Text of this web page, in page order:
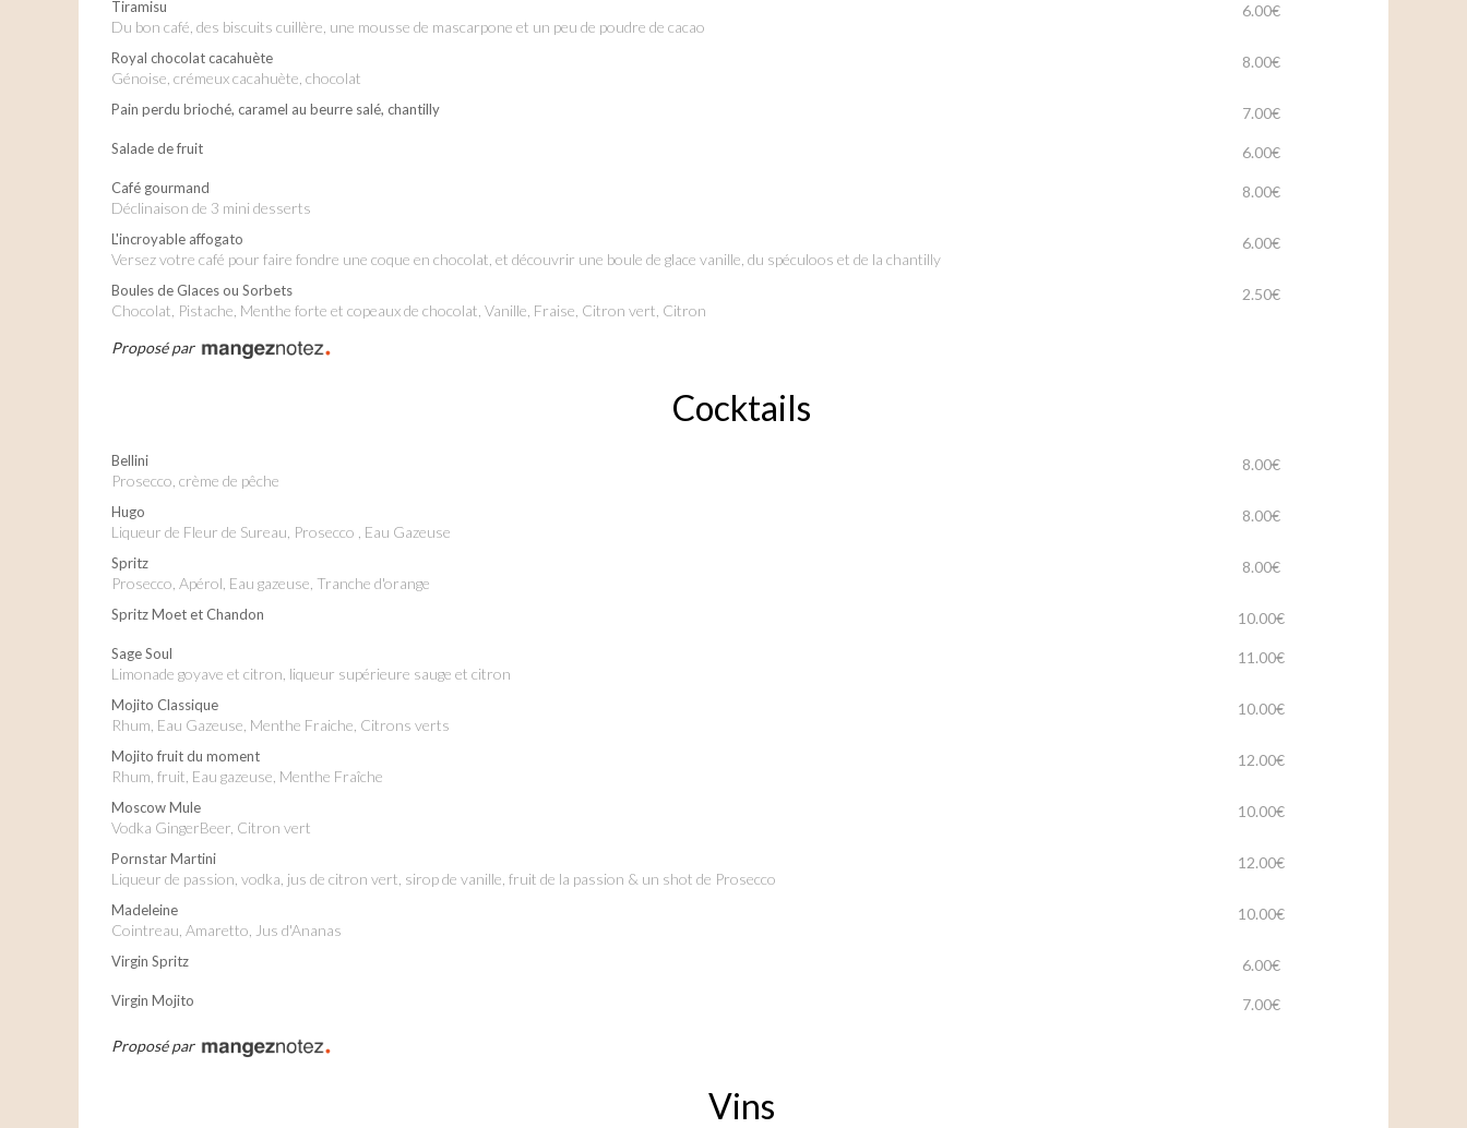
Tiramisu
du bon café, des biscuits cuillère, une mousse de mascarpone et un peu de poudre de cacao
6.00€
Royal chocolat cacahuète
Génoise, crémeux cacahuète, chocolat
8.00€
Pain perdu brioché, caramel au beurre salé, chantilly 7.00€
Salade de fruit 6.00€
Café gourmand
déclinaison de 3 mini desserts
8.00€
L'incroyable affogato
versez votre café pour faire fondre une coque en chocolat, et découvrir une boule de glace vanille, du spéculoos et de la chantilly
6.00€
Boules de Glaces ou Sorbets
Chocolat, Pistache, Menthe forte et copeaux de chocolat, Vanille, Fraise, Citron vert, Citron
2.50€
Proposé par
Cocktails
Bellini
Prosecco, crème de pêche
8.00€
Hugo
Liqueur de Fleur de Sureau, Prosecco , Eau Gazeuse
8.00€
Spritz
Prosecco, Apérol, Eau gazeuse, Tranche d'orange
8.00€
Spritz Moet et Chandon 10.00€
Sage Soul
Limonade goyave et citron, liqueur supérieure sauge et citron
11.00€
Mojito Classique
Rhum, Eau Gazeuse, Menthe Fraiche, Citrons verts
10.00€
Mojito fruit du moment
Rhum, fruit, Eau gazeuse, Menthe Fraîche
12.00€
Moscow Mule
Vodka GingerBeer, Citron vert
10.00€
Pornstar Martini
liqueur de passion, vodka, jus de citron vert, sirop de vanille, fruit de la passion & un shot de Prosecco
12.00€
Madeleine
Cointreau, Amaretto, Jus d'Ananas
10.00€
Virgin Spritz 6.00€
Virgin Mojito 7.00€
Proposé par
Vins